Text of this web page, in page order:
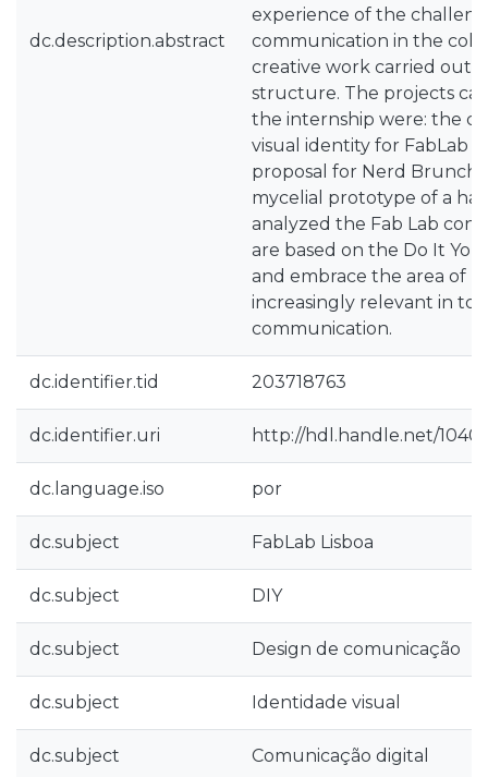
dc.description.abstract
experience of the
communication in the
creative work carried out
structure. The projects
the internship were: the
visual identity for FabLab
proposal for Nerd Brunch
mycelial prototype of a
analyzed the Fab Lab
are based on the Do It
and embrace the area of
increasingly relevant in
communication.
dc.identifier.tid 203718763
dc.identifier.uri http://hdl.handle.net/
dc.language.iso por
dc.subject FabLab Lisboa
dc.subject DIY
dc.subject Design de comunicação
dc.subject Identidade visual
dc.subject Comunicação digital